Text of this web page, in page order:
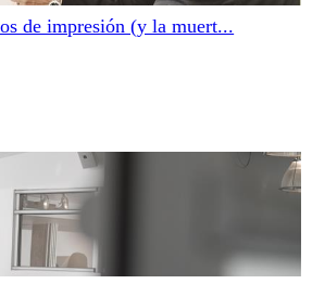
de impresión (y la muert...